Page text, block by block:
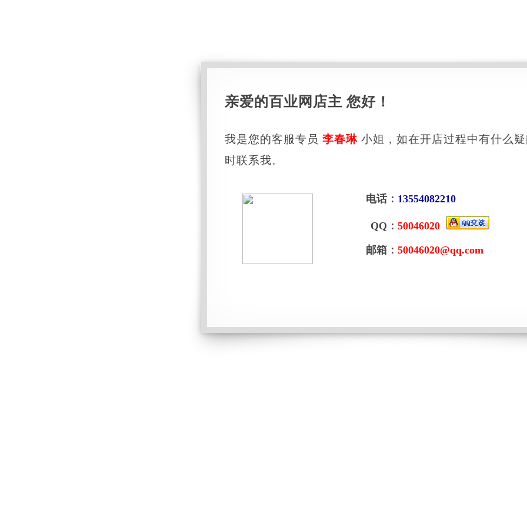
亲爱的百业网店主 您好！
我是您的客服专员 李春琳 小姐，如在开店过程中有什么
时联系我。
电话： 13554082210
QQ： 50046020
邮箱： 50046020@qq.com